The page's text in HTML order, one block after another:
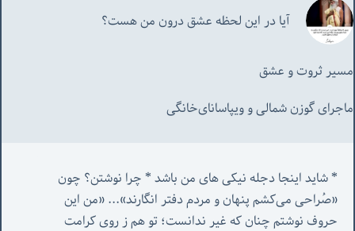
آیا در این لحظه عشق درون من هست؟
مسیر ثروت و عشق
ماجرای گوزن شمالی و‌ ویپاسانای‌خانگی
«صُراحی می‌کشم پنهان‌ و مردم‌ دفتر انگارند»... «